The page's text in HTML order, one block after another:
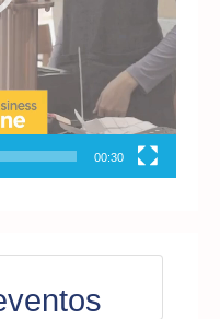
00:30